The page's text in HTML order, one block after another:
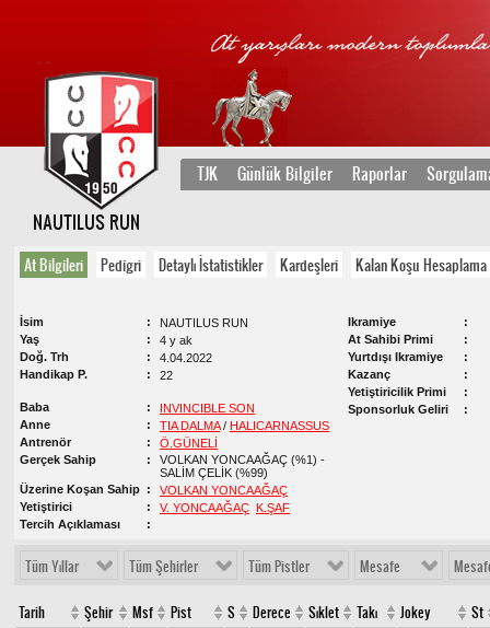
TJK Günlük Bilgiler Raporlar
NAUTILUS RUN
At Bilgileri Pedigri Detaylı İstatistikler Kardeşleri Kalan Koşu Hesaplama
İsim
NAUTILUS RUN
Yaş
4 y ak
Doğ. Trh
4.04.2022
Handikap P.
22
Baba
INVINCIBLE SON
Anne
TIA DALMA/ HALICARNASSUS
Antrenör
Ö.GÜNELİ
Gerçek Sahip
VOLKAN YONCAAĞAÇ (%1) -
SALİM ÇELİK (%99)
Üzerine Koşan Sahip
VOLKAN YONCAAĞAÇ
Yetiştirici
V. YONCAAĞAÇ K.ŞAF
Tercih Açıklaması
Ikramiye
At Sahibi Primi
Yurtdışı Ikramiye
Kazanç
Yetiştiricilik Primi
Sponsorluk Geliri
Tüm Yıllar Tüm Şehirler Tüm Pistler Mesafe
Tarih Şehir Msf Pist S Derece Sıklet Takı Jokey St